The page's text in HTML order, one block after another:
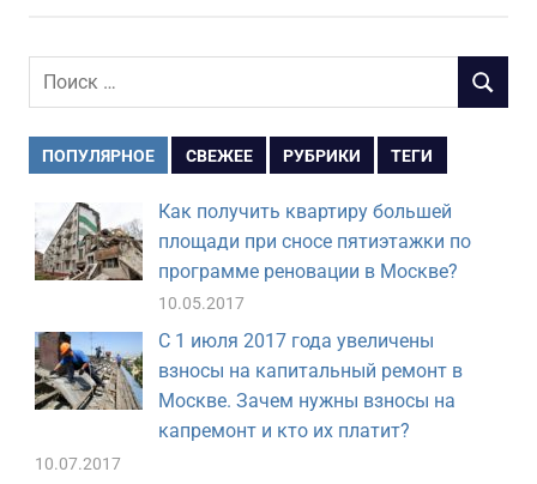
Поиск
ПОИСК
ПОПУЛЯРНОЕ СВЕЖЕЕ РУБРИКИ ТЕГИ
Как получить квартиру большей
площади при сносе пятиэтажки по
программе реновации в Москве?
10.05.2017
С 1 июля 2017 года увеличены
взносы на капитальный ремонт в
Москве. Зачем нужны взносы на
капремонт и кто их платит?
10.07.2017